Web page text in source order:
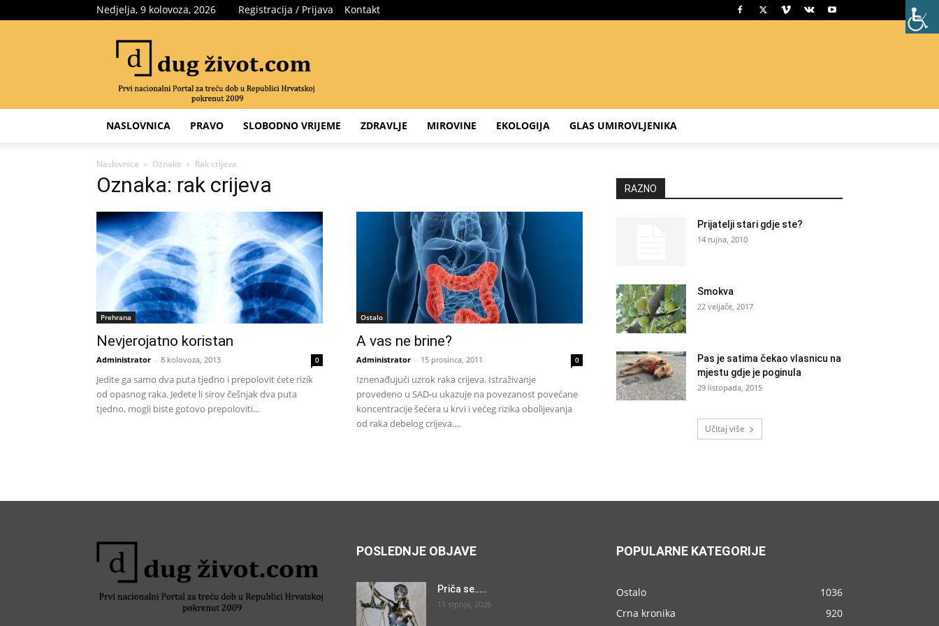
Nedjelja, 9 kolovoza, 2026 Registracija / Prijava Kontakt
za
treću
dob
NASLOVNICA PRAVO SLOBODNO VRIJEME ZDRAVLJE MIROVINE EKOLOGIJA GLAS UMIROVLJENIKA
Naslovnica Oznake Rak crijeva
Oznaka: rak crijeva
Prehrana
Nevjerojatno koristan
Administrator - 8 kolovoza, 2013 0
Jedite ga samo dva puta tjedno i prepolovit ćete rizik
od opasnog raka. Jedete li sirov češnjak dva puta
tjedno, mogli biste gotovo prepoloviti...
Ostalo
A vas ne brine?
Administrator - 15 prosinca, 2011 0
Iznenađujući uzrok raka crijeva. Istraživanje
provedeno u SAD-u ukazuje na povezanost povećane
koncentracije šećera u krvi i većeg rizika obolijevanja
od raka debelog crijeva....
RAZNO
Prijatelji stari gdje ste?
14 rujna, 2010
Smokva
22 veljače, 2017
Pas je satima čekao vlasnicu na
mjestu gdje je poginula
29 listopada, 2015
Učitaj više
POSLEDNJE OBJAVE
Priča se…..
11 srpnja, 2026
POPULARNE KATEGORIJE
Ostalo
1036
Crna kronika
920